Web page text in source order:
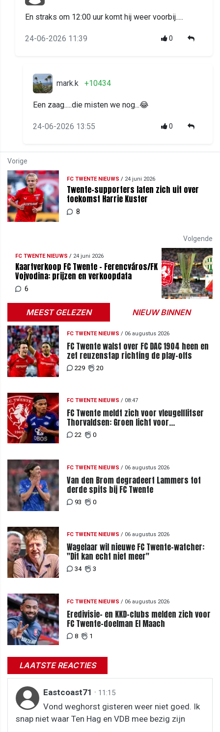
En straks om 12:00 uur komt hij weer voorbij.....
24-06-2026 11:39 0
mark.k +10434
Een zaag.....die misten we nog...😂
24-06-2026 13:55 0
Vorige
FC TWENTE NIEUWS / 24 juni 2026
Twente-supporters laten zich uit over
toekomst Harrie Kuster
8
Volgende
FC TWENTE NIEUWS / 24 juni 2026
Kaartverkoop FC Twente - Ferencváros/FK
Vojvodina: prijzen en verkoopdata
6
MEEST GELEZEN NIEUW BINNEN
FC TWENTE NIEUWS / 06 augustus 2026
FC Twente walst over FC DAC 1904 heen en
zet reuzenstap richting de play-offs
229 20
FC TWENTE NIEUWS / 08:47
FC Twente meldt zich voor vleugelflitser
Thorvaldsen: Groen licht voor
miljoenenbod
22 0
FC TWENTE NIEUWS / 06 augustus 2026
Van den Brom degradeert Lammers tot
derde spits bij FC Twente
93 0
FC TWENTE NIEUWS / 06 augustus 2026
Wagelaar wil nieuwe FC Twente-watcher:
"Dit kan echt niet meer"
34 3
FC TWENTE NIEUWS / 06 augustus 2026
Eredivisie- en KKD-clubs melden zich voor
FC Twente-doelman El Maach
8 1
LAATSTE REACTIES
Eastcoast71 · 11:15
Vond weghorst gisteren weer niet goed. Ik
snap niet waar Ten Hag en VDB mee bezig zijn